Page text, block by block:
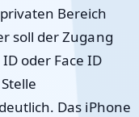
Bereich
soll der Zugang
oder Face ID
Das iPhone